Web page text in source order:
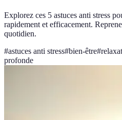
Explorez ces 5 astuces anti stress
rapidement et efficacement.
quotidien.
#astuces anti stress#bien-être#
profonde